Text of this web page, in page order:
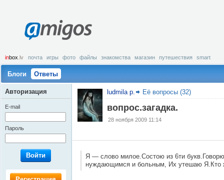
amigos
inbox .lv почта игры фото файлы знакомства магазин путешествия smart
Блоги Ответы
ludmila p. Её вопросы (32)
вопрос.загадка.
28 ноября 2009 11:14
Я — слово милое.Состою из 6ти
нуждающимся и больным, Их утешаю Я.Кто
Авторизация
E-mail
Пароль
Войти